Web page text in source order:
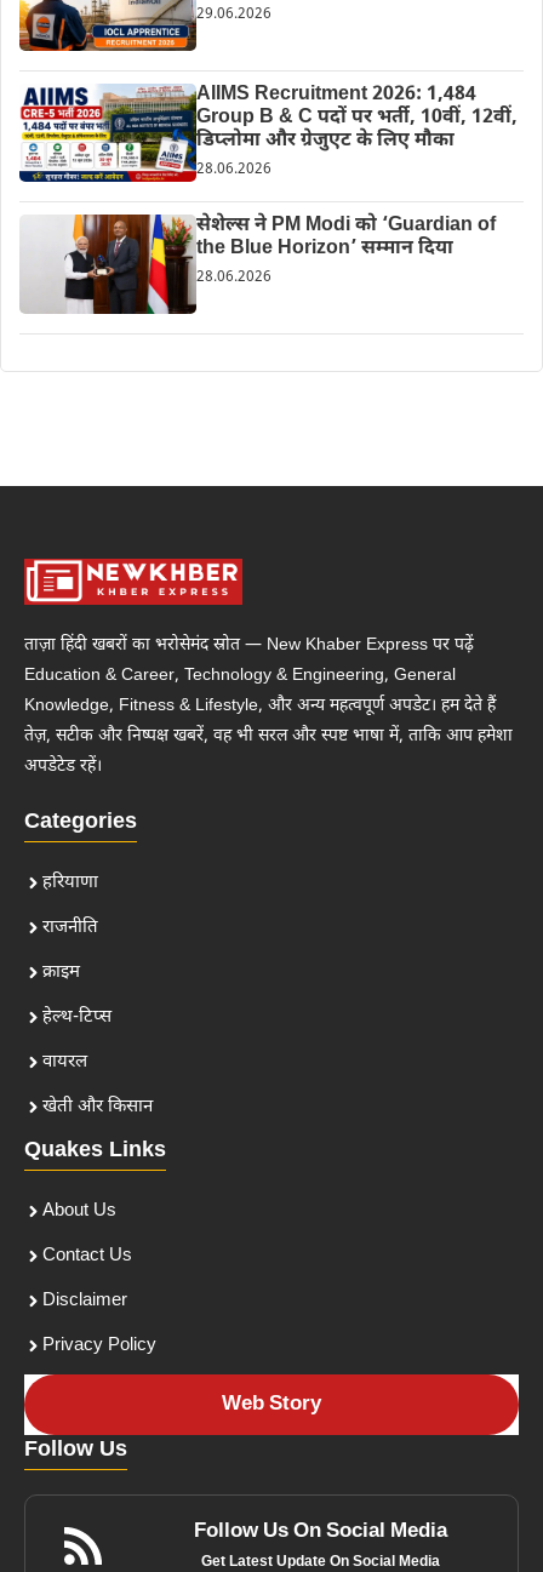
29.06.2026
AIIMS Recruitment 2026: 1,484
Group B & C पदों पर भर्ती, 10वीं, 12वीं,
डिप्लोमा और ग्रेजुएट के लिए मौका
28.06.2026
सेशेल्स ने PM Modi को ‘Guardian of
the Blue Horizon’ सम्मान दिया
28.06.2026
ताज़ा हिंदी खबरों का भरोसेमंद स्रोत — New Khaber Express पर पढ़ें
Education & Career, Technology & Engineering, General
Knowledge, Fitness & Lifestyle, और अन्य महत्वपूर्ण अपडेट। हम देते हैं
तेज़, सटीक और निष्पक्ष खबरें, वह भी सरल और स्पष्ट भाषा में, ताकि आप हमेशा
अपडेटेड रहें।
Categories
हरियाणा
राजनीति
क्राइम
हेल्थ-टिप्स
वायरल
खेती और किसान
Quakes Links
About Us
Contact Us
Disclaimer
Privacy Policy
Web Story
Follow Us
Follow Us On Social Media
Get Latest Update On Social Media